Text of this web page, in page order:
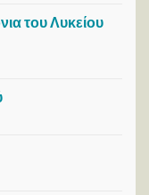
του Λυκείου